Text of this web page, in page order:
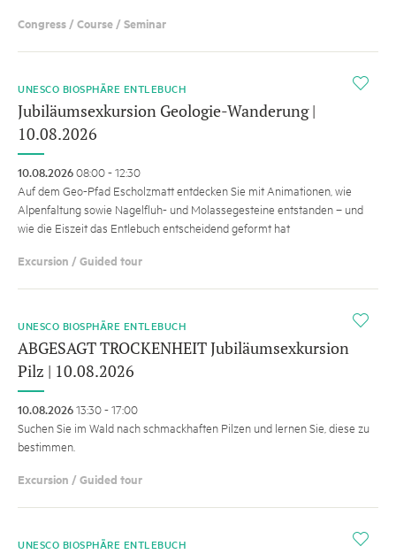
Congress / Course / Seminar
i
UNESCO BIOSPHÄRE ENTLEBUCH
Jubiläumsexkursion Geologie-Wanderung |
10.08.2026
10.08.202608:00 - 12:30
Auf dem Geo-Pfad Escholzmatt entdecken Sie mit Animationen, wie
Alpenfaltung sowie Nagelfluh- und Molassegesteine entstanden – und
wie die Eiszeit das Entlebuch entscheidend geformt hat
Excursion / Guided tour
i
UNESCO BIOSPHÄRE ENTLEBUCH
ABGESAGT TROCKENHEIT Jubiläumsexkursion
Pilz | 10.08.2026
10.08.202613:30 - 17:00
Suchen Sie im Wald nach schmackhaften Pilzen und lernen Sie, diese zu
bestimmen.
Excursion / Guided tour
i
UNESCO BIOSPHÄRE ENTLEBUCH